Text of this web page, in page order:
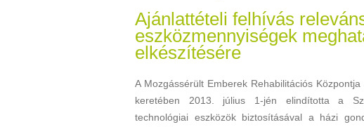
Ajánlattételi felhívás
eszközmennyiségek
elkészítésére
A Mozgássérült Emberek Rehabilitációs
keretében 2013. július 1-jén elindította a
technológiai eszközök biztosításával a házi